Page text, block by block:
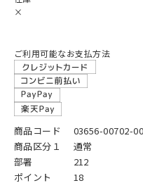
×
ご利用可能なお支払方法
商品コード
03656-00702-
商品区分１
通常
部署
212
ポイント
18